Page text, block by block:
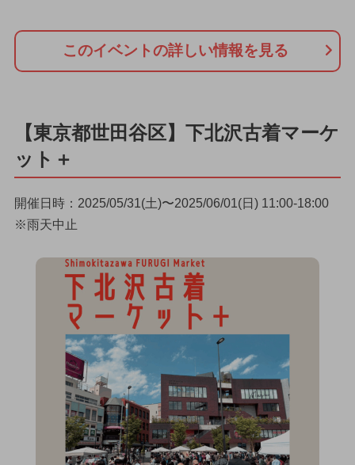
このイベントの詳しい情報を見る
【東京都世田谷区】下北沢古着マーケ
ット＋
開催日時：2025/05/31(土)〜2025/06/01(日) 11:00-18:00
※雨天中止